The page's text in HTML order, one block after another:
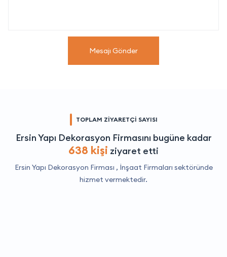
Mesajı Gönder
TOPLAM ZİYARETÇİ SAYISI
Ersin Yapı Dekorasyon Firmasını bugüne kadar
638 kişi ziyaret etti
Ersin Yapı Dekorasyon Firması , İnşaat Firmaları sektöründe
hizmet vermektedir.